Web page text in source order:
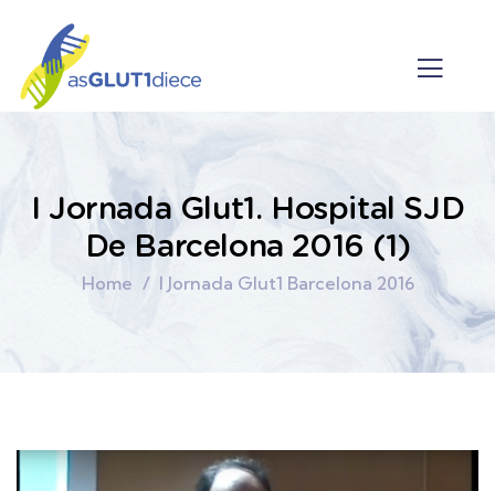
I Jornada Glut1. Hospital SJD
De Barcelona 2016 (1)
Home I Jornada Glut1 Barcelona 2016